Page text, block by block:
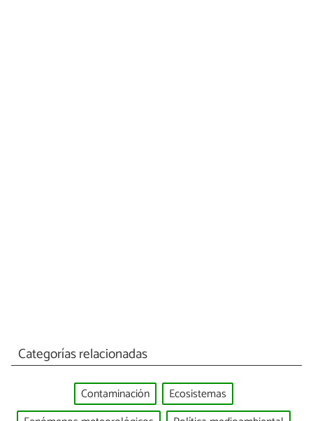
Categorías relacionadas
Contaminación
Ecosistemas